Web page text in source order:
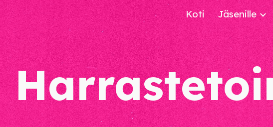
Skip to main content Koti Jäsenille